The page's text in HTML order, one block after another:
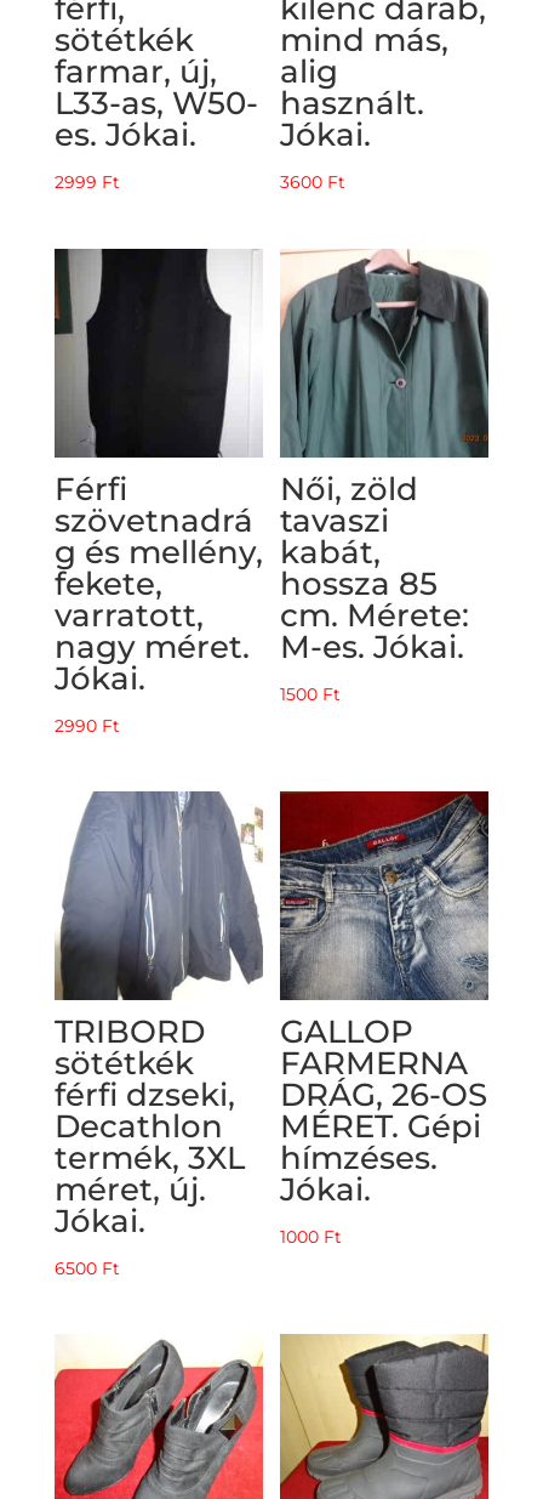
férfi,
sötétkék
farmar, új,
L33-as, W50-
es. Jókai.
2999 Ft
kilenc darab,
mind más,
alig
használt.
Jókai.
3600 Ft
Férfi
szövetnadrá
g és mellény,
fekete,
varratott,
nagy méret.
Jókai.
2990 Ft
Női, zöld
tavaszi
kabát,
hossza 85
cm. Mérete:
M-es. Jókai.
1500 Ft
TRIBORD
sötétkék
férfi dzseki,
Decathlon
termék, 3XL
méret, új.
Jókai.
6500 Ft
GALLOP
FARMERNA
DRÁG, 26-OS
MÉRET. Gépi
hímzéses.
Jókai.
1000 Ft